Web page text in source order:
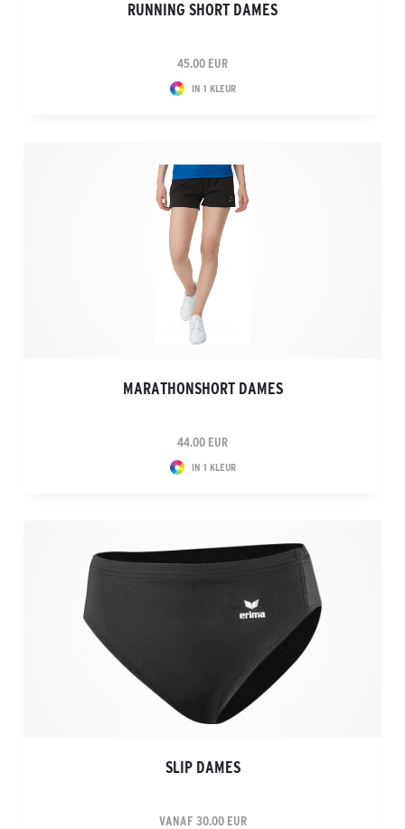
RUNNING SHORT DAMES
45.00 EUR
IN 1 KLEUR
MARATHONSHORT DAMES
44.00 EUR
IN 1 KLEUR
SLIP DAMES
VANAF 30.00 EUR